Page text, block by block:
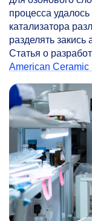
процесса
катализатора
разделять
Статья о
American Ceramic